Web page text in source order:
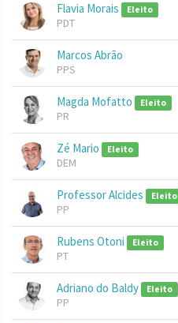
Flavia Morais Eleito
PDT
Marcos Abrão
PPS
Magda Mofatto Eleito
PR
Zé Mario Eleito
DEM
Professor Alcides Eleito
PP
Rubens Otoni Eleito
PT
Adriano do Baldy Eleito
PP